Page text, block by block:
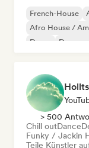
French-House
Afro House /
Dance
Dance
Hollts
> 500
Chill outDance
Funky / Jackin
Teile Künstler